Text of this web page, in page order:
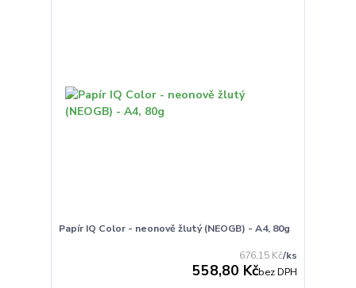
Papír IQ Color - neonově žlutý (NEOGB) - A4, 80g
676,15 Kč/ks
558,80 Kčbez DPH